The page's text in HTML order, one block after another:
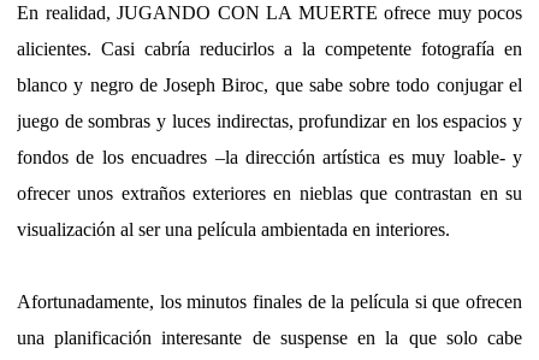
En realidad, JUGANDO CON LA MUERTE ofrece muy pocos
alicientes. Casi cabría reducirlos a la competente fotografía en
blanco y negro de Joseph Biroc, que sabe sobre todo conjugar el
juego de sombras y luces indirectas, profundizar en los espacios y
fondos de los encuadres –la dirección artística es muy loable- y
ofrecer unos extraños exteriores en nieblas que contrastan en su
visualización al ser una película ambientada en interiores.
Afortunadamente, los minutos finales de la película si que ofrecen
una planificación interesante de suspense en la que solo cabe